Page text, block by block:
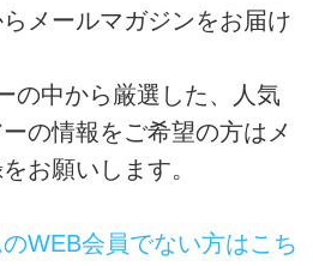
メールマガジンをお届け
の中から厳選した、人気
の情報をご希望の方はメ
お願いします。
WEB会員でない方はこち